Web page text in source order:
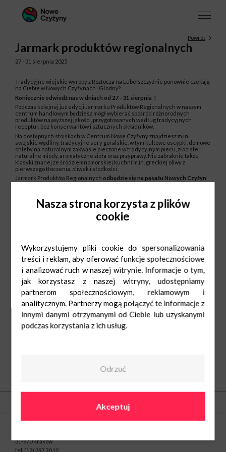
Powrót
Jarmark produktów regionalnych
27 - 31 sierpnia 2025
Tradycyjne wiejskie wyroby z Roztocza na Lubelszczyźnie ponownie czekają
na Ciebie w Nowych Czyżynach! Głodny?
Koniecznie odwiedź nas w dniach od 27 – 31 sierpnia !
Podczas kolejnej już edycji Jarmarku Produktów Regionalnych w naszym
centrum handlowym będziesz mógł wybierać spośród różnorodnych
produktów najwyższej jakości, przygotowanych według tradycyjnych
receptur, bez konserwantów i sztucznych składników.
Na dostępnych stoiskach w Centrum Nowe Czyżyny znajdziesz m.in.
swojskie wędliny, tradycyjne sery góralskie, w tym kultowe oscypki, domowe
chleby na naturalnym zakwasie pieczone w tradycyjnym piecu, złociste i
naturalne miody, aromatyczne zioła oraz przyprawy. Nie zabraknie także
klasyki znanej ze śródziemnomorskiej kuchni m.in. greckiej oliwy z
pierwszego tłoczenia, oliwek i słodkości.
Jarmark Produktów Regionalnych odbędzie się na pasażu Nowych Czyżyn
Centrum Nowe Czyżyny
31-870 Kraków
tel. (12) 297 30 12
Nasza strona korzysta z plików
cookie
Wykorzystujemy pliki cookie do spersonalizowania
treści i reklam, aby oferować funkcje społecznościowe
i analizować ruch w naszej witrynie. Informacje o tym,
jak korzystasz z naszej witryny, udostępniamy
partnerom społecznościowym, reklamowym i
analitycznym. Partnerzy mogą połączyć te informacje z
innymi danymi otrzymanymi od Ciebie lub uzyskanymi
podczas korzystania z ich usług.
Odrzuć
Akceptuj